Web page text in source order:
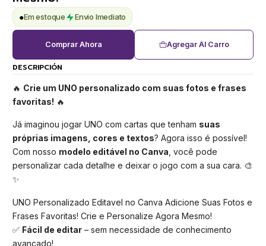
●Em estoque Envio Imediato
Agregar Al Carro
Comprar Ahora
DESCRIPCIÓN
🔥 Crie um UNO personalizado com suas fotos e frases
favoritas! 🔥
Já imaginou jogar UNO com cartas que tenham suas
próprias imagens, cores e textos? Agora isso é possível!
Com nosso modelo editável no Canva , você pode
personalizar cada detalhe e deixar o jogo com a sua cara. 🎨
✨
UNO Personalizado Editavel no Canva Adicione Suas Fotos e
Frases Favoritas! Crie e Personalize Agora Mesmo!
✅ Fácil de editar – sem necessidade de conhecimento
avançado!